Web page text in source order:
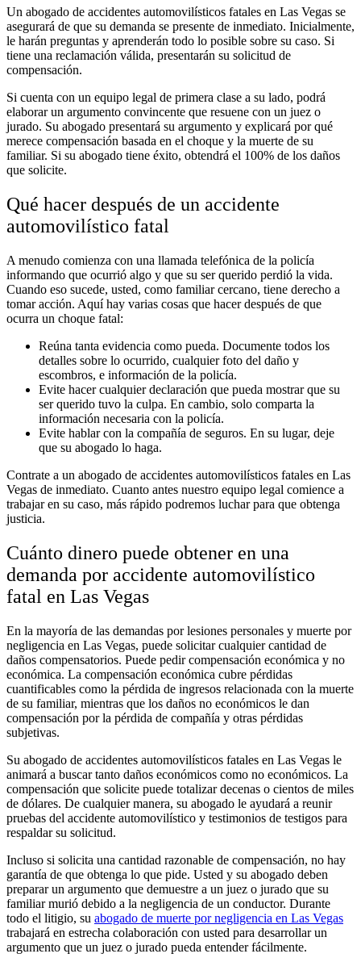
Un abogado de accidentes automovilísticos fatales en Las Vegas se
asegurará de que su demanda se presente de inmediato. Inicialmente,
le harán preguntas y aprenderán todo lo posible sobre su caso. Si
tiene una reclamación válida, presentarán su solicitud de
compensación.
Si cuenta con un equipo legal de primera clase a su lado, podrá
elaborar un argumento convincente que resuene con un juez o
jurado. Su abogado presentará su argumento y explicará por qué
merece compensación basada en el choque y la muerte de su
familiar. Si su abogado tiene éxito, obtendrá el 100% de los daños
que solicite.
Qué hacer después de un accidente
automovilístico fatal
A menudo comienza con una llamada telefónica de la policía
informando que ocurrió algo y que su ser querido perdió la vida.
Cuando eso sucede, usted, como familiar cercano, tiene derecho a
tomar acción. Aquí hay varias cosas que hacer después de que
ocurra un choque fatal:
Reúna tanta evidencia como pueda. Documente todos los
detalles sobre lo ocurrido, cualquier foto del daño y
escombros, e información de la policía.
Evite hacer cualquier declaración que pueda mostrar que su
ser querido tuvo la culpa. En cambio, solo comparta la
información necesaria con la policía.
Evite hablar con la compañía de seguros. En su lugar, deje
que su abogado lo haga.
Contrate a un abogado de accidentes automovilísticos fatales en Las
Vegas de inmediato. Cuanto antes nuestro equipo legal comience a
trabajar en su caso, más rápido podremos luchar para que obtenga
justicia.
Cuánto dinero puede obtener en una
demanda por accidente automovilístico
fatal en Las Vegas
En la mayoría de las demandas por lesiones personales y muerte por
negligencia en Las Vegas, puede solicitar cualquier cantidad de
daños compensatorios. Puede pedir compensación económica y no
económica. La compensación económica cubre pérdidas
cuantificables como la pérdida de ingresos relacionada con la muerte
de su familiar, mientras que los daños no económicos le dan
compensación por la pérdida de compañía y otras pérdidas
subjetivas.
Su abogado de accidentes automovilísticos fatales en Las Vegas le
animará a buscar tanto daños económicos como no económicos. La
compensación que solicite puede totalizar decenas o cientos de miles
de dólares. De cualquier manera, su abogado le ayudará a reunir
pruebas del accidente automovilístico y testimonios de testigos para
respaldar su solicitud.
Incluso si solicita una cantidad razonable de compensación, no hay
garantía de que obtenga lo que pide. Usted y su abogado deben
preparar un argumento que demuestre a un juez o jurado que su
familiar murió debido a la negligencia de un conductor. Durante
todo el litigio, su abogado de muerte por negligencia en Las Vegas
trabajará en estrecha colaboración con usted para desarrollar un
argumento que un juez o jurado pueda entender fácilmente.